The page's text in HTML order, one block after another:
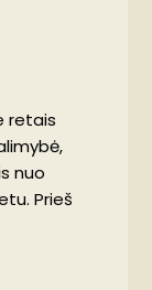
retais
nuo
Prieš